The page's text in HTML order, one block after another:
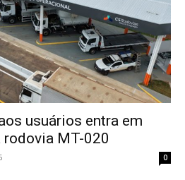
usuários entra em
MT-020
0